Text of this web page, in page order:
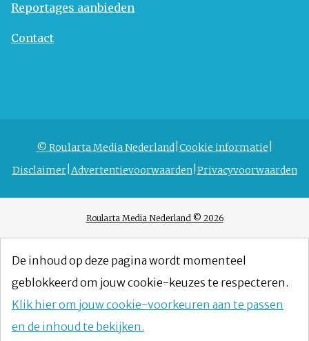
Reportages aanbieden
Contact
© Roularta Media Nederland Cookie informatie
Disclaimer Advertentievoorwaarden Privacyvoorwaarden
Roularta Media Nederland © 2026
De inhoud op deze pagina wordt momenteel
geblokkeerd om jouw cookie-keuzes te respecteren.
Klik hier om jouw cookie-voorkeuren aan te passen
en de inhoud te bekijken.